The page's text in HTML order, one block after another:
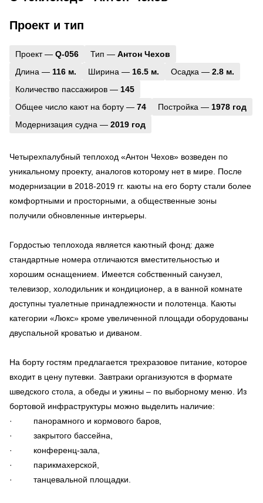
Проект и тип
Проект — Q-056 Тип — Антон Чехов
Длина — 116 м. Ширина — 16.5 м. Осадка — 2.8 м.
Количество пассажиров — 145
Общее число кают на борту — 74 Постройка — 1978 год
Модернизация судна — 2019 год
Четырехпалубный теплоход «Антон Чехов» возведен по
уникальному проекту, аналогов которому нет в мире. После
модернизации в 2018-2019 гг. каюты на его борту стали более
комфортными и просторными, а общественные зоны
получили обновленные интерьеры.
Гордостью теплохода является каютный фонд: даже
стандартные номера отличаются вместительностью и
хорошим оснащением. Имеется собственный санузел,
телевизор, холодильник и кондиционер, а в ванной комнате
доступны туалетные принадлежности и полотенца. Каюты
категории «Люкс» кроме увеличенной площади оборудованы
двуспальной кроватью и диваном.
На борту гостям предлагается трехразовое питание, которое
входит в цену путевки. Завтраки организуются в формате
шведского стола, а обеды и ужины – по выборному меню. Из
бортовой инфраструктуры можно выделить наличие:
· панорамного и кормового баров,
· закрытого бассейна,
· конференц-зала,
· парикмахерской,
· танцевальной площадки.